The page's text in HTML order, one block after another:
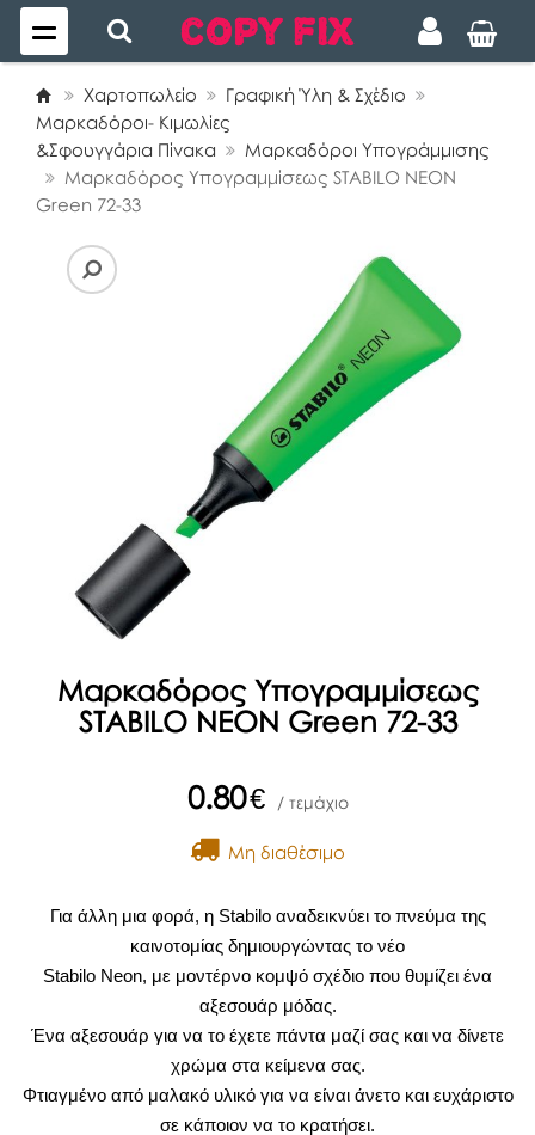
Χαρτοπωλείο
Γραφική Ύλη & Σχέδιο
Μαρκαδόροι- Κιμωλίες
&Σφουγγάρια Πίνακα
Μαρκαδόροι Υπογράμμισης
Μαρκαδόρος Υπογραμμίσεως STABILO NEON
Green 72-33
Μαρκαδόρος Υπογραμμίσεως
STABILO NEON Green 72-33
0.80€ / τεμάχιο
Μη διαθέσιμο
Για άλλη μια φορά, η Stabilo αναδεικνύει το πνεύμα της
καινοτομίας δημιουργώντας το νέο
Stabilo Neon, με μοντέρνο κομψό σχέδιο που θυμίζει ένα
αξεσουάρ μόδας.
Ένα αξεσουάρ για να το έχετε πάντα μαζί σας και να δίνετε
χρώμα στα κείμενα σας.
Φτιαγμένο από μαλακό υλικό για να είναι άνετο και ευχάριστο
σε κάποιον να το κρατήσει.